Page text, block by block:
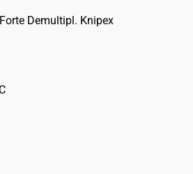
Demultipl. Knipex